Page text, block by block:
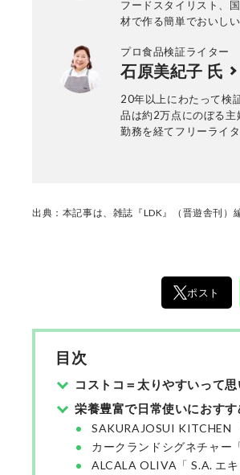
フードスタイリスト、
材で作る簡単でおいし
プロ食品検証ライター
石原美紀子 氏
20年以上にわたって検
品は約2万点にのぼる
勤務を経てフリーライ
鑑の編集にも長年携わ
出典：本記事は、雑誌『LDK』（晋遊舎刊）
ポスト
目次
コストコ＝太りやすいって
栄養豊富で日常使いにおす
SAKURAJOSUI KITCHEN
カークランドシグネチャー
ALCALA OLIVA「 S.A. エ